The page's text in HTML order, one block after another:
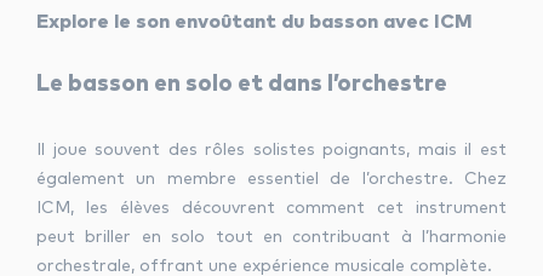
Explore le son envoûtant du basson avec ICM
Le basson en solo et dans l’orchestre
Il joue souvent des rôles solistes poignants, mais il est
également un membre essentiel de l’orchestre. Chez
ICM, les élèves découvrent comment cet instrument
peut briller en solo tout en contribuant à l’harmonie
orchestrale, offrant une expérience musicale complète.